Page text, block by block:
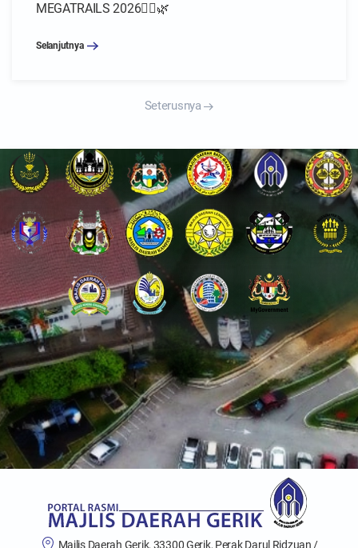
MEGATRAILS 2026🏃‍♀️🌿
Selanjutnya
Seterusnya
Majlis Daerah Gerik, 33300 Gerik, Perak Darul Ridzuan /